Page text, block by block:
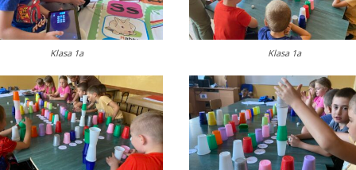
Klasa 1a Klasa 1a